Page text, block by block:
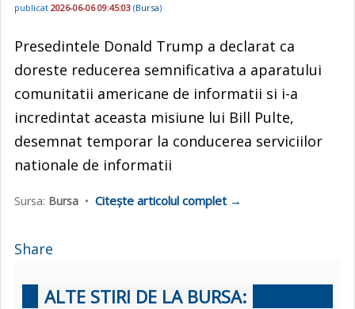
publicat 2026-06-06 09:45:03 (Bursa)
Presedintele Donald Trump a declarat ca
doreste reducerea semnificativa a aparatului
comunitatii americane de informatii si i-a
incredintat aceasta misiune lui Bill Pulte,
desemnat temporar la conducerea serviciilor
nationale de informatii
Sursa: Bursa • Citește articolul complet →
Share
ALTE STIRI DE LA BURSA: